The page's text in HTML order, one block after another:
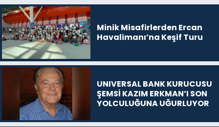
Minik Misafirlerden Ercan
Havalimanı’na Keşif Turu
UNIVERSAL BANK KURUCUSU
ŞEMSİ KAZIM ERKMAN’I SON
YOLCULUĞUNA UĞURLUYOR